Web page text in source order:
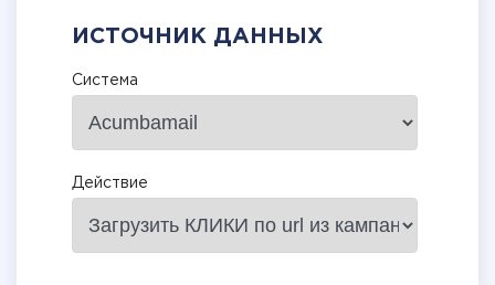
ИСТОЧНИК ДАННЫХ
Система
Действие